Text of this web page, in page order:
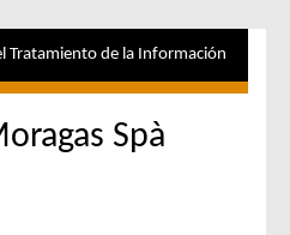
Tratamiento de la Información
Spà